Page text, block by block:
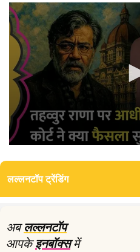
seconds
5
59
लल्लनटॉप ट्रेंडिंग
अबलल्लनटॉप
आपकेइनबॉक्समें